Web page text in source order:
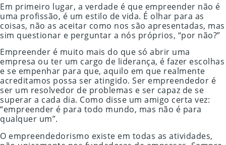
Em primeiro lugar, a verdade é que empreender não é
uma profissão, é um estilo de vida. É olhar para as
coisas, não as aceitar como nos são apresentadas, mas
sim questionar e perguntar a nós próprios, “por não?”
Empreender é muito mais do que só abrir uma
empresa ou ter um cargo de liderança, é fazer escolhas
e se empenhar para que, aquilo em que realmente
acreditamos possa ser atingido. Ser empreendedor é
ser um resolvedor de problemas e ser capaz de se
superar a cada dia. Como disse um amigo certa vez:
“empreender é para todo mundo, mas não é para
qualquer um”.
O empreendedorismo existe em todas as atividades,